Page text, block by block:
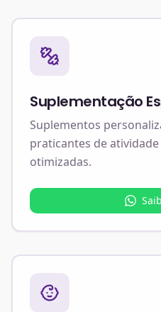
Suplementação
Suplementos
praticantes de
otimizadas.